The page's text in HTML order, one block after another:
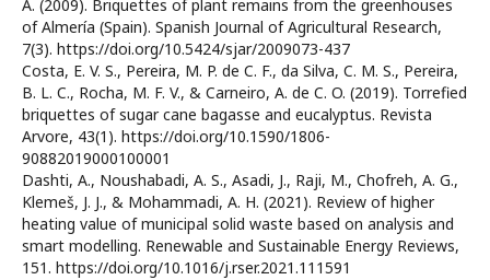
A. (2009). Briquettes of plant remains from the greenhouses
of Almería (Spain). Spanish Journal of Agricultural Research,
7(3). https://doi.org/10.5424/sjar/2009073-437
Costa, E. V. S., Pereira, M. P. de C. F., da Silva, C. M. S., Pereira,
B. L. C., Rocha, M. F. V., & Carneiro, A. de C. O. (2019). Torrefied
briquettes of sugar cane bagasse and eucalyptus. Revista
Arvore, 43(1). https://doi.org/10.1590/1806-
90882019000100001
Dashti, A., Noushabadi, A. S., Asadi, J., Raji, M., Chofreh, A. G.,
Klemeš, J. J., & Mohammadi, A. H. (2021). Review of higher
heating value of municipal solid waste based on analysis and
smart modelling. Renewable and Sustainable Energy Reviews,
151. https://doi.org/10.1016/j.rser.2021.111591